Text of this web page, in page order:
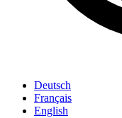
Deutsch
Français
English